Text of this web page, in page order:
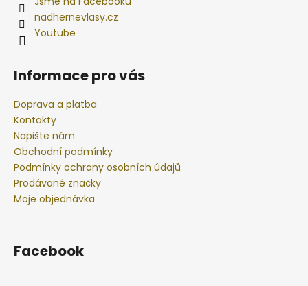
nadhernevlasy.cz
Youtube
Informace pro vás
Doprava a platba
Kontakty
Napište nám
Obchodní podmínky
Podmínky ochrany osobních údajů
Prodávané značky
Moje objednávka
Facebook